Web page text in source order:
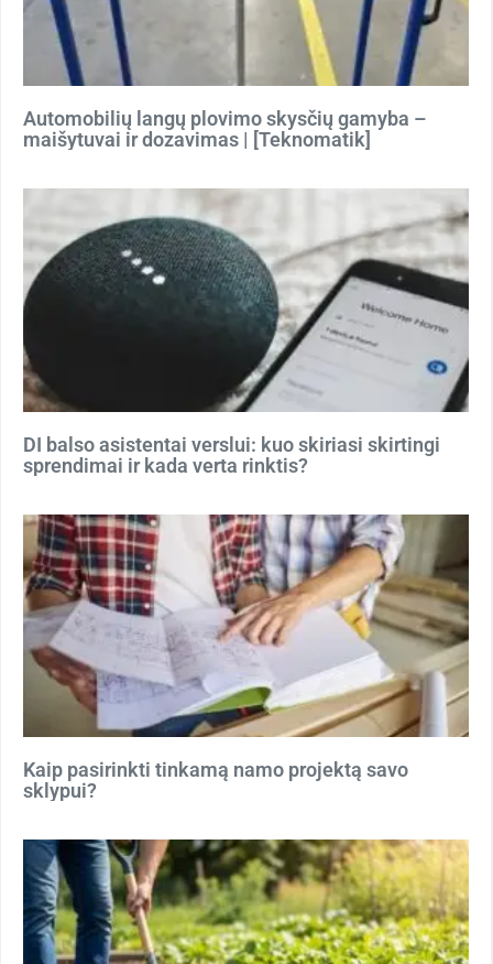
Automobilių langų plovimo skysčių gamyba –
maišytuvai ir dozavimas | [Teknomatik]
DI balso asistentai verslui: kuo skiriasi skirtingi
sprendimai ir kada verta rinktis?
Kaip pasirinkti tinkamą namo projektą savo
sklypui?